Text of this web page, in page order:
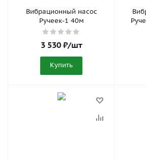
Вибрационный насос
Ручеек-1 40м
3 530₽/шт
Купить